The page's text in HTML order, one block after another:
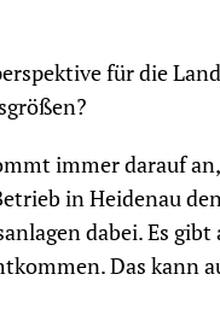
für die
immer darauf
in Heidenau
dabei. Es
Das kann